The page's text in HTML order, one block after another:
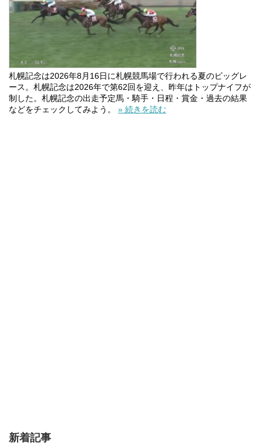
札幌記念は2026年8月16日に札幌競馬場で行われる夏のビッグレ
ース。札幌記念は2026年で第62回を迎え、昨年はトップナイフが
制した。札幌記念の出走予定馬・騎手・日程・賞金・過去の結果
などをチェックしてみよう。 » 続きを読む
新着記事